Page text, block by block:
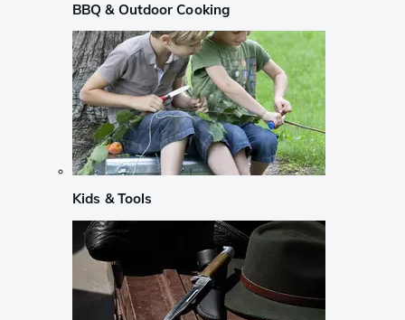
BBQ & Outdoor Cooking
Kids & Tools